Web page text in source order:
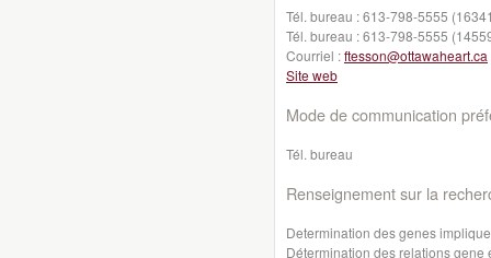
Tél. bureau :613-798-5555
Tél. bureau :613-798-5555
Courriel :ftesson@ottawaheart.ca
Site web
Mode de communication
Tél. bureau
Renseignement sur la
Determination des genes
Détermination des relations